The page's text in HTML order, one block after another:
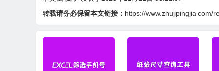
转载请务必保留本文链接： https://www.zhujipingjia.com/